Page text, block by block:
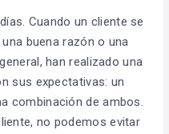
Cuando un cliente se
buena razón o una
han realizado una
sus expectativas: un
combinación de ambos.
no podemos evitar